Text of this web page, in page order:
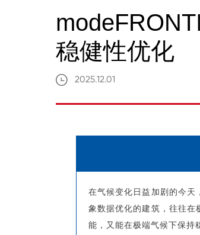
稳健性优化
2025.12.01
在气候变化日益加剧的今天
象数据优化的建筑，往往在
能，又能在极端气候下保持